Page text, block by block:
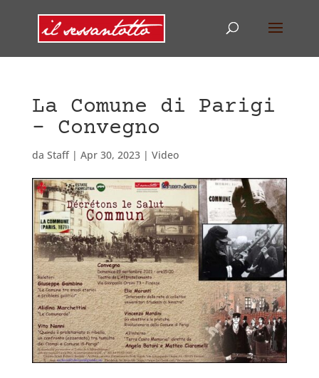
La Comune di Parigi
– Convegno
da Staff| Apr 30, 2023| Video